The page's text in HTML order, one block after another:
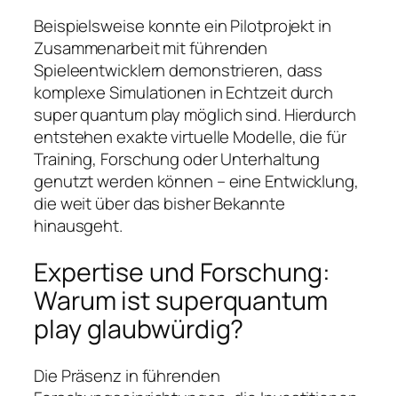
Beispielsweise konnte ein Pilotprojekt in
Zusammenarbeit mit führenden
Spieleentwicklern demonstrieren, dass
komplexe Simulationen in Echtzeit durch
super quantum play möglich sind. Hierdurch
entstehen exakte virtuelle Modelle, die für
Training, Forschung oder Unterhaltung
genutzt werden können – eine Entwicklung,
die weit über das bisher Bekannte
hinausgeht.
Expertise und Forschung:
Warum istsuperquantum
playglaubwürdig?
Die Präsenz in führenden